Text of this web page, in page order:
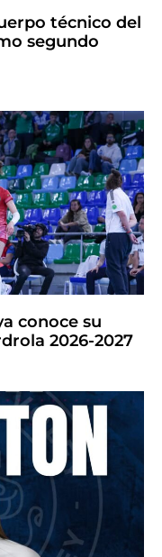
técnico del
segundo
conoce su
2026-2027